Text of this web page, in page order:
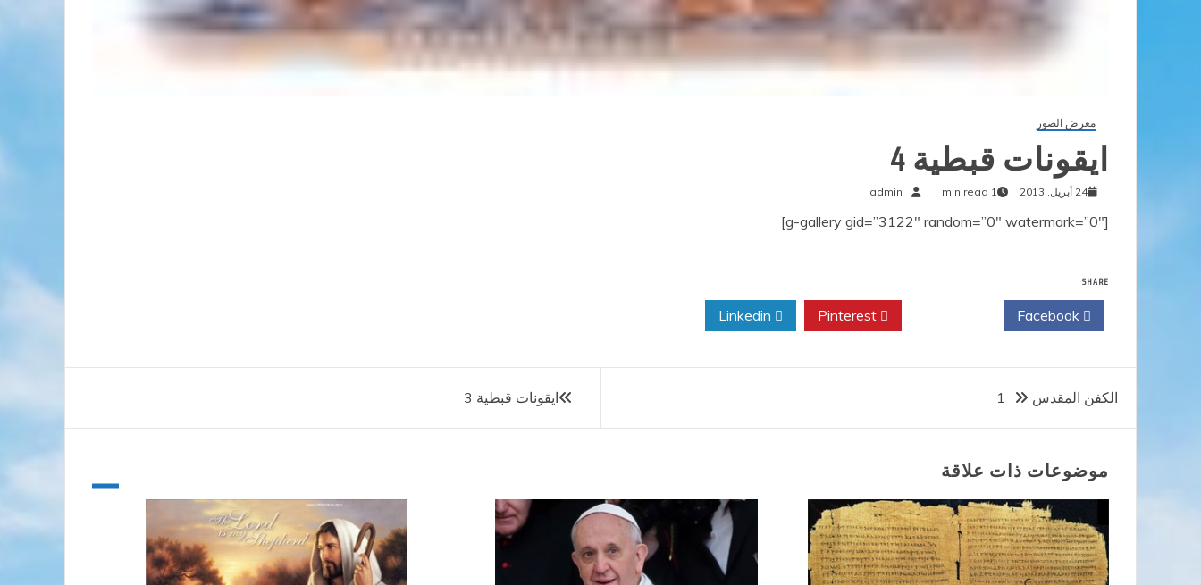
معرض الصور
ايقونات قبطية 4
24 أبريل, 2013 1 min read
admin
[g-gallery gid=”3122″ random=”0″ watermark=”0″]
SHARE
تصفّح
المقالات
ايقونات قبطية 3 الكفن المقدس 1
موضوعات ذات علاقة